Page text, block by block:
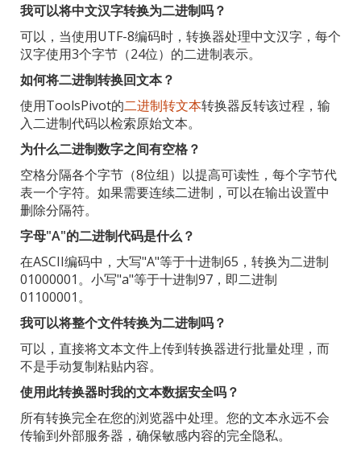
我可以将中文汉字转换为二进制吗？
可以，当使用UTF-8编码时，转换器处理中文汉字，每个
汉字使用3个字节（24位）的二进制表示。
如何将二进制转换回文本？
使用ToolsPivot的二进制转文本转换器反转该过程，输
入二进制代码以检索原始文本。
为什么二进制数字之间有空格？
空格分隔各个字节（8位组）以提高可读性，每个字节代
表一个字符。如果需要连续二进制，可以在输出设置中
删除分隔符。
字母"A"的二进制代码是什么？
在ASCII编码中，大写"A"等于十进制65，转换为二进制
01000001。小写"a"等于十进制97，即二进制
01100001。
我可以将整个文件转换为二进制吗？
可以，直接将文本文件上传到转换器进行批量处理，而
不是手动复制粘贴内容。
使用此转换器时我的文本数据安全吗？
所有转换完全在您的浏览器中处理。您的文本永远不会
传输到外部服务器，确保敏感内容的完全隐私。